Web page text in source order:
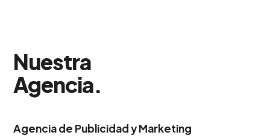
Nuestra
Agencia.
Agencia de Publicidad y Marketing